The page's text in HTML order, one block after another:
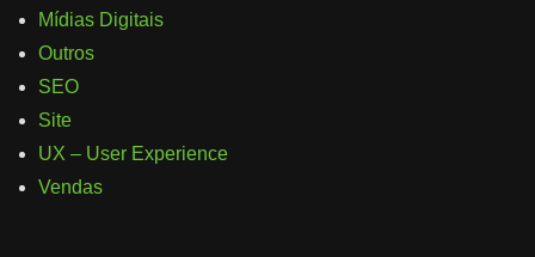
Mídias Digitais
Outros
SEO
Site
UX – User Experience
Vendas